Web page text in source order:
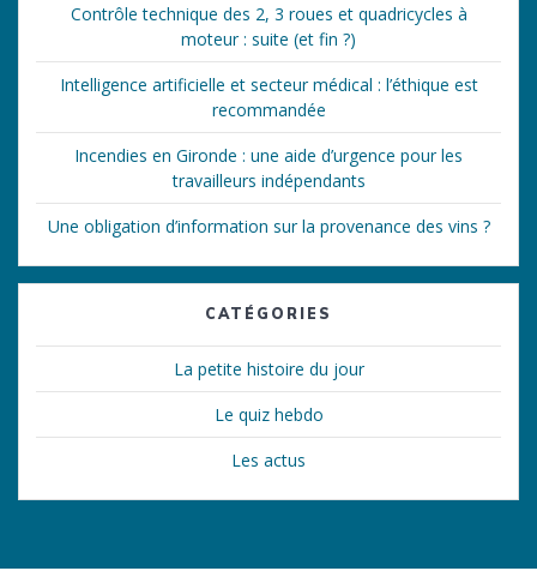
Contrôle technique des 2, 3 roues et quadricycles à
moteur : suite (et fin ?)
Intelligence artificielle et secteur médical : l’éthique est
recommandée
Incendies en Gironde : une aide d’urgence pour les
travailleurs indépendants
Une obligation d’information sur la provenance des vins ?
CATÉGORIES
La petite histoire du jour
Le quiz hebdo
Les actus